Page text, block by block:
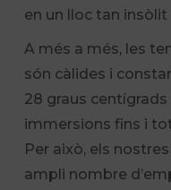
en un lloc tan insòlit
A més a més, les
són càlides i
28 graus
immersions fins i
Per això, els
ampli nombre